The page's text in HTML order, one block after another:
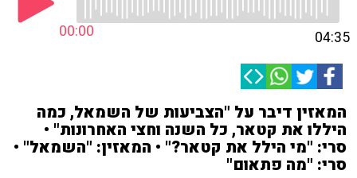
00:00 04:35
המאזין דיבר על "הצביעות של השמאל, כמה
היללו את קטאר, כל השנה וחצי האחרונות" •
סרי: "מי הילל את קטאר?" • המאזין: "השמאל" •
סרי: "מה פתאום"